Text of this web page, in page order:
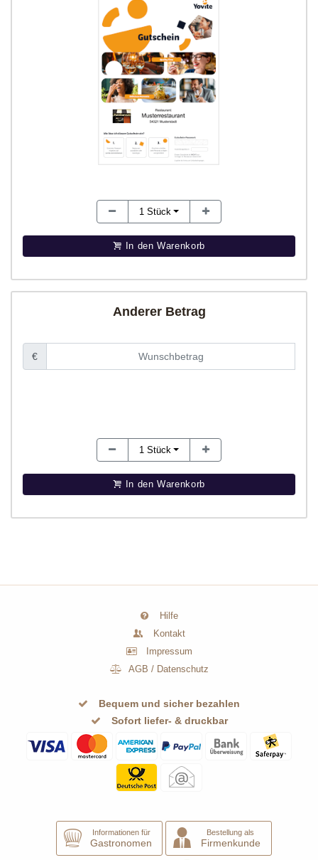
1 Stück
In den Warenkorb
Anderer Betrag
€
1 Stück
In den Warenkorb
Hilfe
Kontakt
Impressum
AGB / Datenschutz
Bequem und sicher bezahlen
Sofort liefer- & druckbar
Informationen für
Gastronomen
Bestellung als
Firmenkunde